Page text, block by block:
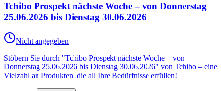
Tchibo Prospekt nächste Woche – von Donnerstag
25.06.2026 bis Dienstag 30.06.2026
Nicht angegeben
Stöbern Sie durch "Tchibo Prospekt nächste Woche – von
Donnerstag 25.06.2026 bis Dienstag 30.06.2026" von Tchibo – eine
Vielzahl an Produkten, die all Ihre Bedürfnisse erfüllen!